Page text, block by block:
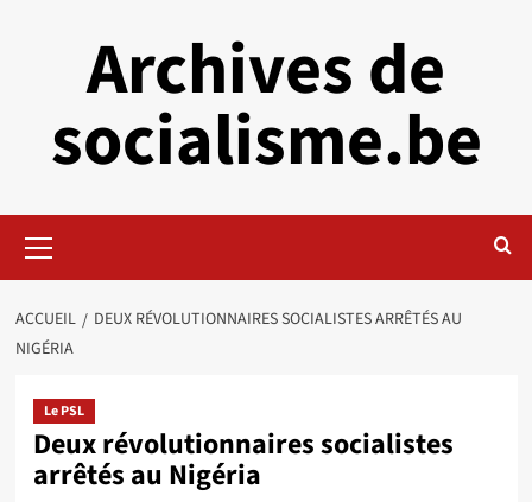
Archives de
socialisme.be
principal
ACCUEIL
DEUX RÉVOLUTIONNAIRES SOCIALISTES ARRÊTÉS AU
NIGÉRIA
Le PSL
Deux révolutionnaires socialistes
arrêtés au Nigéria